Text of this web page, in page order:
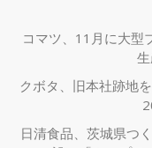
コマツ、11月に大型
クボタ、旧本社跡地
日清食品、茨城県つ